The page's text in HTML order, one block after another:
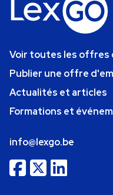
Voir toutes les offres
Publier une offre
Actualités et articles
Formations et
info@lexgo.be